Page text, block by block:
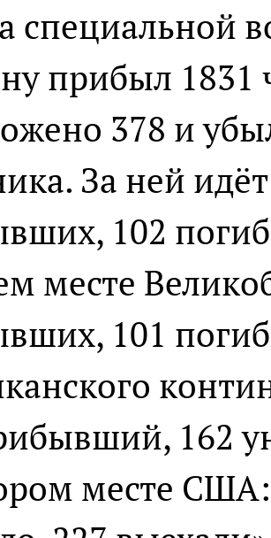
специальной
прибыл 1831
378 и
За ней
102
месте
101
162
месте